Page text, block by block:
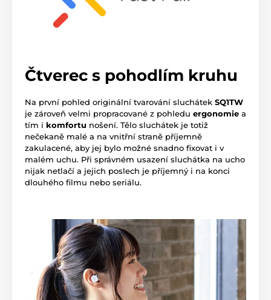
Čtverec s pohodlím kruhu
Na první pohled originální tvarování sluchátek SQ1TW
je zároveň velmi propracované z pohledu ergonomie a
tím i komfortu nošení. Tělo sluchátek je totiž
nečekaně malé a na vnitřní straně příjemně
zakulacené, aby jej bylo možné snadno fixovat i v
malém uchu. Při správném usazení sluchátka na ucho
nijak netlačí a jejich poslech je příjemný i na konci
dlouhého filmu nebo seriálu.